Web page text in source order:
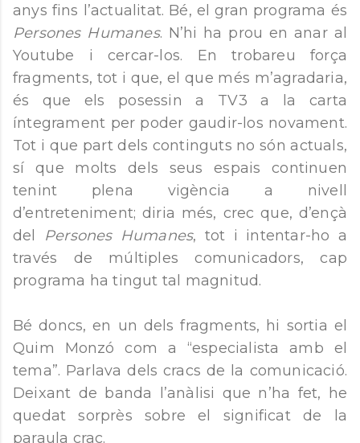
anys fins l’actualitat. Bé, el gran programa és
Persones Humanes. N’hi ha prou en anar al
Youtube i cercar-los. En trobareu força
fragments, tot i que, el que més m’agradaria,
és que els posessin a TV3 a la carta
íntegrament per poder gaudir-los novament.
Tot i que part dels continguts no són actuals,
sí que molts dels seus espais continuen
tenint plena vigència a nivell
d’entreteniment; diria més, crec que, d’ençà
del Persones Humanes, tot i intentar-ho a
través de múltiples comunicadors, cap
programa ha tingut tal magnitud.
Bé doncs, en un dels fragments, hi sortia el
Quim Monzó com a “especialista amb el
tema”. Parlava dels cracs de la comunicació.
Deixant de banda l’anàlisi que n’ha fet, he
quedat sorprès sobre el significat de la
paraula crac.